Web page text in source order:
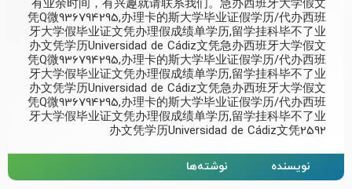
有业余时间，有兴趣就请联系我们。急办西班牙大学假文
凭Q微936794295,办理卡的斯大学毕业证假学历/代办西班
牙大学假毕业证文凭办理假成绩单学历,留学挂科毕不了业
办文凭学历Universidad de Cádiz文凭急办西班牙大学假文
凭Q微936794295,办理卡的斯大学毕业证假学历/代办西班
牙大学假毕业证文凭办理假成绩单学历,留学挂科毕不了业
办文凭学历Universidad de Cádiz文凭急办西班牙大学假文
凭Q微936794295,办理卡的斯大学毕业证假学历/代办西班
牙大学假毕业证文凭办理假成绩单学历,留学挂科毕不了业
办文凭学历Universidad de Cádiz文凭2592
نویسنده نوشته‌ها